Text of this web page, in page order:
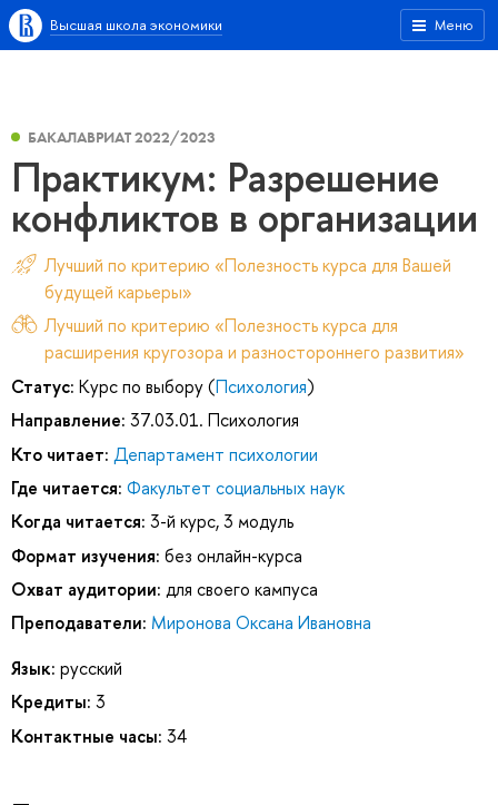
Меню
Высшая школа экономики
БАКАЛАВРИАТ 2022/2023
Практикум: Разрешение
конфликтов в организации
Лучший по критерию «Полезность курса для Вашей
будущей карьеры»
Лучший по критерию «Полезность курса для
расширения кругозора и разностороннего развития»
Статус: Курс по выбору (Психология)
Направление: 37.03.01. Психология
Кто читает: Департамент психологии
Где читается: Факультет социальных наук
Когда читается: 3-й курс, 3 модуль
Формат изучения: без онлайн-курса
Охват аудитории: для своего кампуса
Преподаватели: Миронова Оксана Ивановна
Язык: русский
Кредиты: 3
Контактные часы: 34